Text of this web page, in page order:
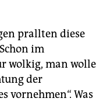
prallten diese
im
wolkig, man wolle
der
vornehmen“. Was